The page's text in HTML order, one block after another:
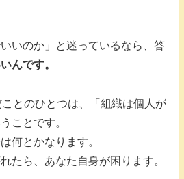
いのか」と迷っているなら、答
んです。
とのひとつは、「組織は個人が
ことです。
何とかなります。
たら、あなた自身が困ります。